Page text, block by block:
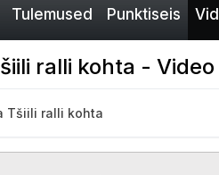
Tulemused Punktiseis
ralli kohta - Video
Tšiili ralli kohta